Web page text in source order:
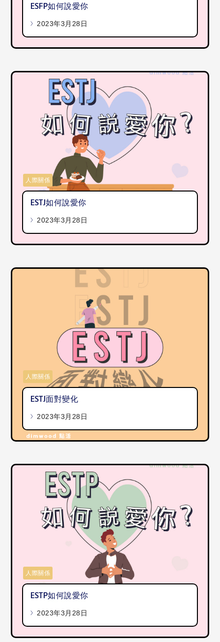
ESFP如何說愛你
2023年3月28日
ESTJ如何說愛你
2023年3月28日
人際關係
ESTJ面對變化
2023年3月28日
人際關係
ESTP如何說愛你
2023年3月28日
人際關係